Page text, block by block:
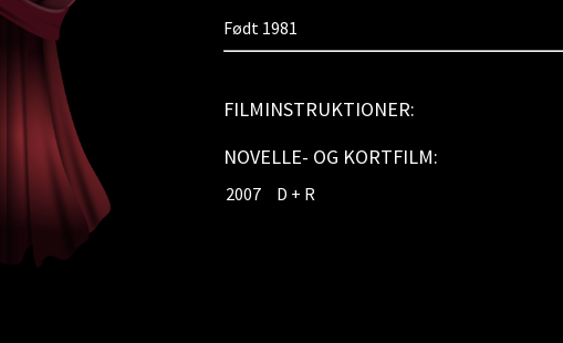
Født 1981
FILMINSTRUKTIONER:
NOVELLE- OG KORTFILM:
2007 D + R